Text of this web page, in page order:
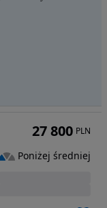
27 800 PLN
Poniżej średniej